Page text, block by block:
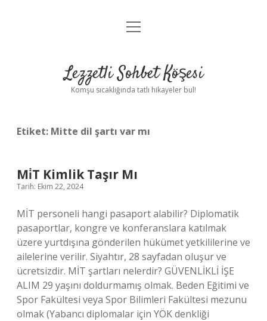
Anasayfa
Yasal Uyarı
menüyü
Lezzetli Sohbet Köşesi
Komşu sıcaklığında tatlı hikayeler bul!
Etiket: Mitte dil şartı var mı
Mi̇T Kimlik Taşır Mı
Tarih: Ekim 22, 2024
MİT personeli hangi pasaport alabilir? Diplomatik
pasaportlar, kongre ve konferanslara katılmak
üzere yurtdışına gönderilen hükümet yetkililerine ve
ailelerine verilir. Siyahtır, 28 sayfadan oluşur ve
ücretsizdir. MİT şartları nelerdir? GÜVENLİKLİ İŞE
ALIM 29 yaşını doldurmamış olmak. Beden Eğitimi ve
Spor Fakültesi veya Spor Bilimleri Fakültesi mezunu
olmak (Yabancı diplomalar için YÖK denkliği